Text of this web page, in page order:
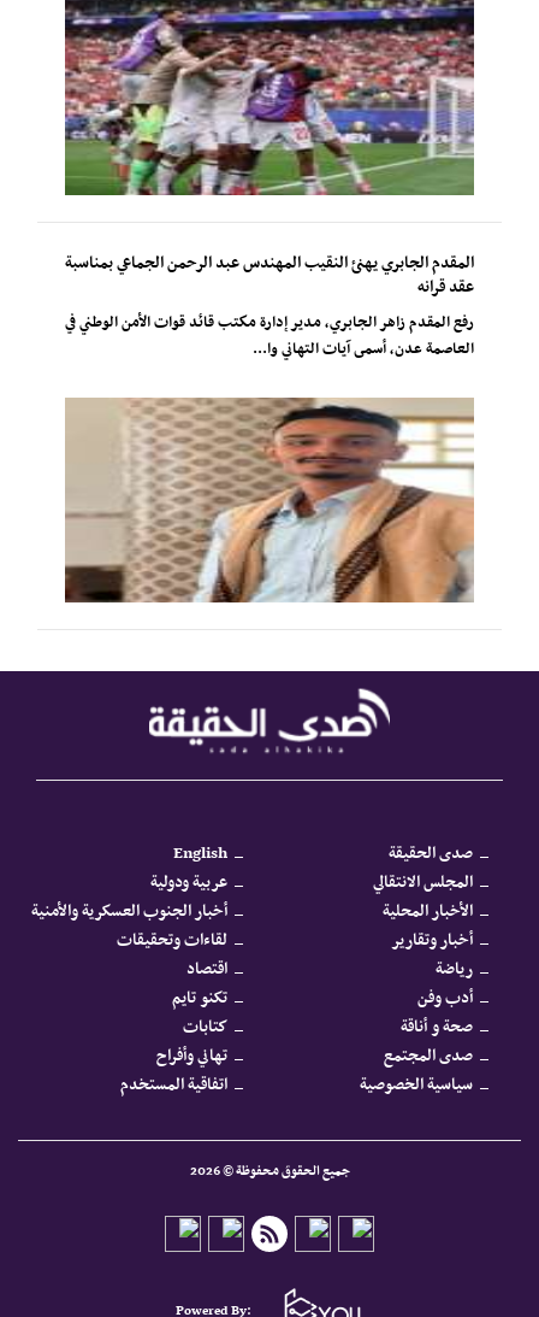
المقدم الجابري يهنئ النقيب المهندس عبد الرحمن الجماعي بمناسبة
عقد قرانه
رفع المقدم زاهر الجابري، مدير إدارة مكتب قائد قوات الأمن الوطني في
العاصمة عدن، أسمى آيات التهاني وا...
صدى الحقيقة
English
المجلس الانتقالي
عربية ودولية
الأخبار المحلية
أخبار الجنوب العسكرية والأمنية
أخبار وتقارير
لقاءات وتحقيقات
رياضة
اقتصاد
أدب وفن
تكنو تايم
صحة و أناقة
كتابات
صدى المجتمع
تهاني وأفراح
سياسية الخصوصية
اتفاقية المستخدم
جميع الحقوق محفوظة © 2026
Powered By: